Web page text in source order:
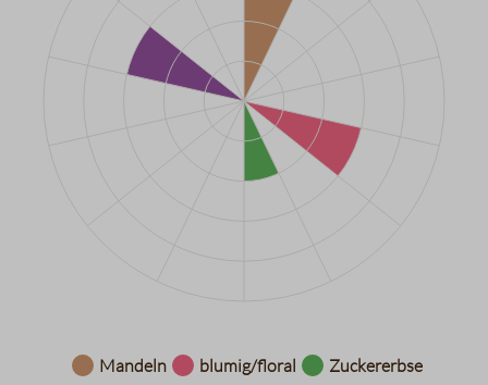
Datentabelle für das Diagramm: Aromarad
Mandeln blumig/floral Zuckererbse